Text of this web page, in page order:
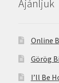
Ajánljuk
Online
Görög
I’ll Be